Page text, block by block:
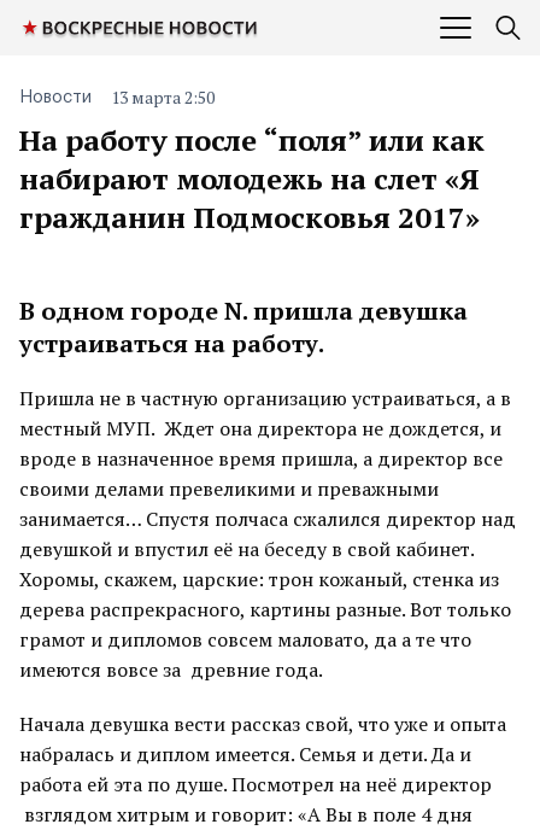
На работу после “поля” или как
набирают молодежь на cлет «Я
гражданин Подмосковья 2017»
Новости 13 марта 2:50
В одном городе N. пришла девушка
устраиваться на работу.
Пришла не в частную организацию устраиваться, а в
местный МУП. Ждет она директора не дождется, и
вроде в назначенное время пришла, а директор все
своими делами превеликими и преважными
занимается… Спустя полчаса сжалился директор над
девушкой и впустил её на беседу в свой кабинет.
Хоромы, скажем, царские: трон кожаный, стенка из
дерева распрекрасного, картины разные. Вот только
грамот и дипломов совсем маловато, да а те что
имеются вовсе за древние года.
Начала девушка вести рассказ свой, что уже и опыта
набралась и диплом имеется. Семья и дети. Да и
работа ей эта по душе. Посмотрел на неё директор
взглядом хитрым и говорит: «А Вы в поле 4 дня